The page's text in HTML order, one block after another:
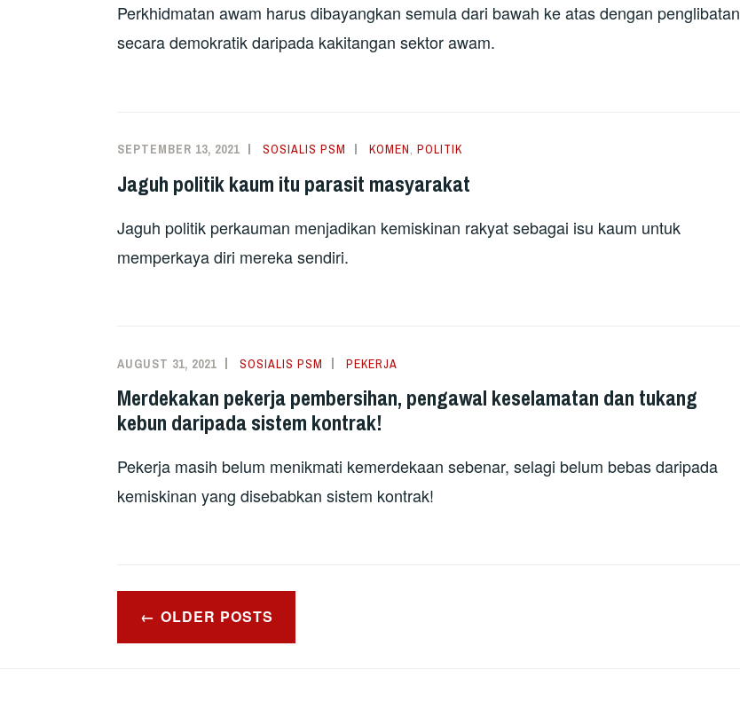
Perkhidmatan awam harus dibayangkan semula dari bawah ke atas dengan penglibatan
secara demokratik daripada kakitangan sektor awam.
SEPTEMBER 13, 2021 SOSIALIS PSM KOMEN, POLITIK
Jaguh politik kaum itu parasit masyarakat
Jaguh politik perkauman menjadikan kemiskinan rakyat sebagai isu kaum untuk
memperkaya diri mereka sendiri.
AUGUST 31, 2021 SOSIALIS PSM PEKERJA
Merdekakan pekerja pembersihan, pengawal keselamatan dan tukang
kebun daripada sistem kontrak!
Pekerja masih belum menikmati kemerdekaan sebenar, selagi belum bebas daripada
kemiskinan yang disebabkan sistem kontrak!
Posts
navigation
OLDER POSTS